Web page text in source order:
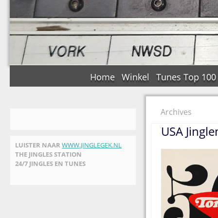
Home Winkel Tunes Top 100
LUISTER NAAR WWW.JINGLEGEK.NL
THE JINGLES STATION
24/7 JINGLES EN TUNES
Archives
USA